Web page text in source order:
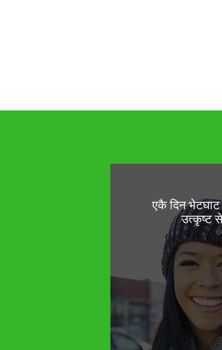
एकै दिन भेटघाट
उत्कृष्ट